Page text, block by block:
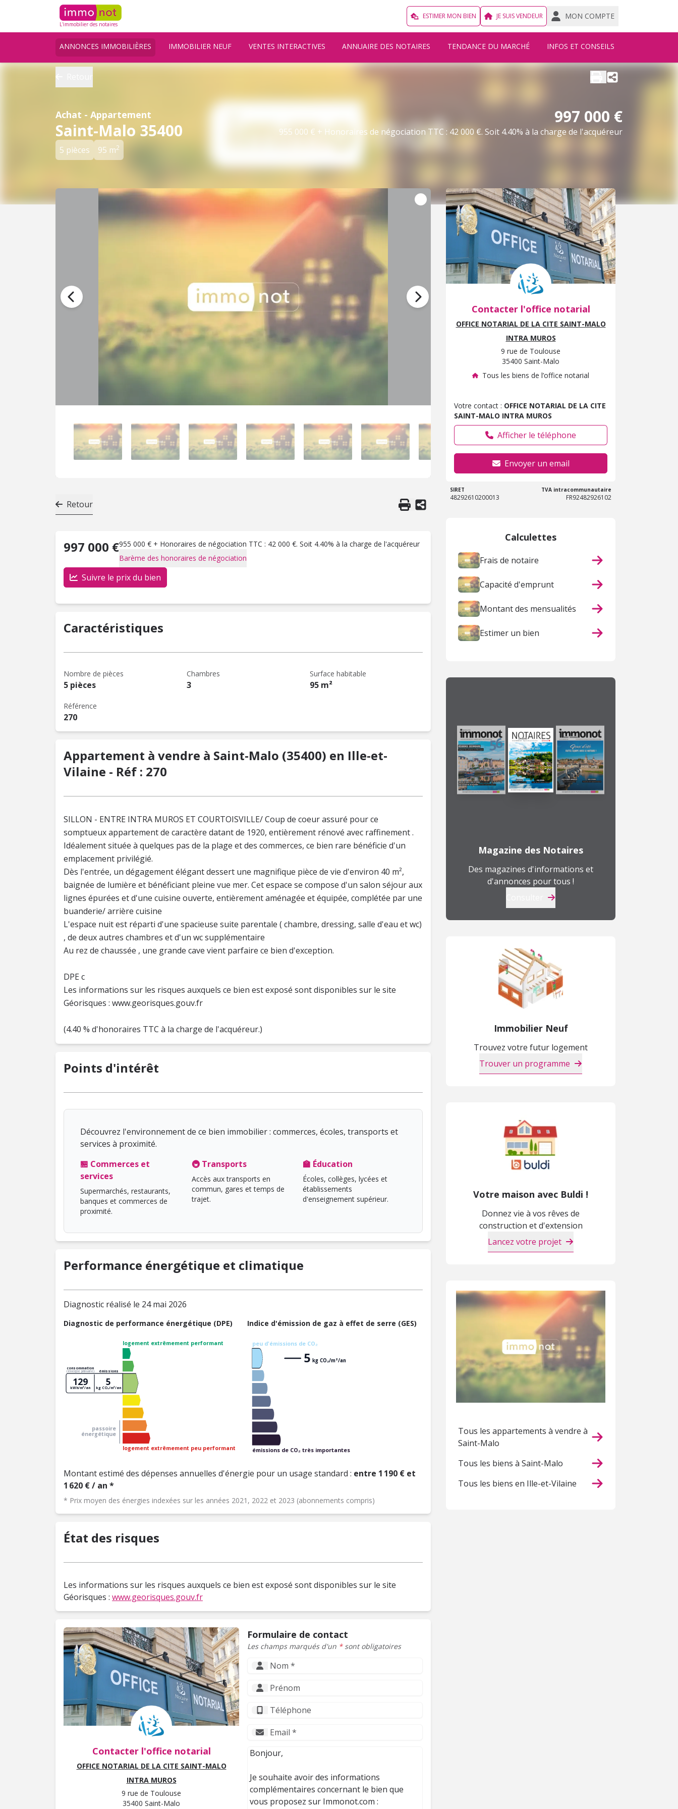
L'immobilier des notaires
ESTIMER MON BIEN JE SUIS VENDEUR MON COMPTE
ANNONCES IMMOBILIÈRES IMMOBILIER NEUF VENTES INTERACTIVES ANNUAIRE DES NOTAIRES TENDANCE DU MARCHÉ INFOS ET CONSEILS
Achat - Appartement
Saint-Malo 35400
5 pièces 95 m2
997 000 €
955 000 € + Honoraires de négociation TTC : 42 000 €. Soit 4.40% à la charge de l'acquéreur
Retour
997 000 €955 000 € + Honoraires de négociation TTC : 42 000 €. Soit 4.40% à la charge de l'acquéreur
Barème des honoraires de négociation
Suivre le prix du bien
Caractéristiques
Nombre de pièces
5 pièces
Chambres
3
Surface habitable
95 m²
Référence
270
Appartement à vendre à Saint-Malo (35400) en Ille-et-
Vilaine - Réf : 270
SILLON - ENTRE INTRA MUROS ET COURTOISVILLE/ Coup de coeur assuré pour ce
somptueux appartement de caractère datant de 1920, entièrement rénové avec raffinement .
Idéalement située à quelques pas de la plage et des commerces, ce bien rare bénéficie d'un
emplacement privilégié.
Dès l'entrée, un dégagement élégant dessert une magnifique pièce de vie d'environ 40 m²,
baignée de lumière et bénéficiant pleine vue mer. Cet espace se compose d'un salon séjour aux
lignes épurées et d'une cuisine ouverte, entièrement aménagée et équipée, complétée par une
buanderie/ arrière cuisine
L'espace nuit est réparti d'une spacieuse suite parentale ( chambre, dressing, salle d'eau et wc)
, de deux autres chambres et d'un wc supplémentaire
Au rez de chaussée , une grande cave vient parfaire ce bien d'exception.
DPE c
Les informations sur les risques auxquels ce bien est exposé sont disponibles sur le site
Géorisques : www.georisques.gouv.fr
(4.40 % d'honoraires TTC à la charge de l'acquéreur.)
Points d'intérêt
Découvrez l'environnement de ce bien immobilier : commerces, écoles, transports et
services à proximité.
🏪 Commerces et
services
Supermarchés, restaurants,
banques et commerces de
proximité.
🚇 Transports
Accès aux transports en
commun, gares et temps de
trajet.
🏫 Éducation
Écoles, collèges, lycées et
établissements
d'enseignement supérieur.
Performance énergétique et climatique
Diagnostic réalisé le 24 mai 2026
Diagnostic de performance énergétique (DPE)
logement extrêmement performant
logement extrêmement peu performant
passoire
énergétique
consommation
(énergie primaire) émissions
129
kWh/m²/an
5
kg CO₂/m²/an
Indice d'émission de gaz à effet de serre (GES)
peu d'émissions de CO₂
émissions de CO₂ très importantes
5 kg CO₂/m²/an
Montant estimé des dépenses annuelles d'énergie pour un usage standard : entre 1 190 € et
1 620 € / an *
* Prix moyen des énergies indexées sur les années 2021, 2022 et 2023 (abonnements compris)
État des risques
Les informations sur les risques auxquels ce bien est exposé sont disponibles sur le site
Géorisques : www.georisques.gouv.fr
Contacter l'office notarial
OFFICE NOTARIAL DE LA CITE SAINT-MALO
INTRA MUROS
9 rue de Toulouse
35400 Saint-Malo
Formulaire de contact
Les champs marqués d'un *sont obligatoires
Contacter l'office notarial
OFFICE NOTARIAL DE LA CITE SAINT-MALO
INTRA MUROS
9 rue de Toulouse
35400 Saint-Malo
Tous les biens de l’office notarial
Votre contact : OFFICE NOTARIAL DE LA CITE
SAINT-MALO INTRA MUROS
Afficher le téléphone
Envoyer un email
SIRET
48292610200013
TVA intracommunautaire
FR92482926102
Calculettes
Frais de notaire
Capacité d'emprunt
Montant des mensualités
Estimer un bien
Magazine des Notaires
Des magazines d'informations et
d'annonces pour tous !
Immobilier Neuf
Trouvez votre futur logement
Trouver un programme
Votre maison avec Buldi !
Donnez vie à vos rêves de
construction et d'extension
Lancez votre projet
Tous les appartements à vendre à
Saint-Malo
Tous les biens à Saint-Malo
Tous les biens en Ille-et-Vilaine